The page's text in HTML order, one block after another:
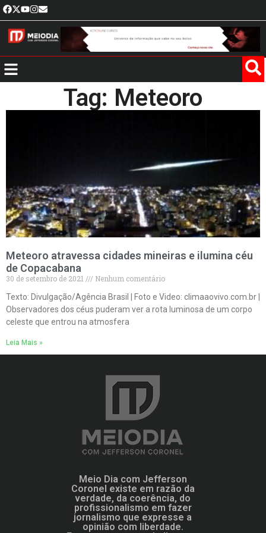
Tag: Meteoro
Meteoro atravessa cidades mineiras e ilumina céu
de Copacabana
30 de setembro de 2021
Nenhum comentário
Texto: Divulgação/Agência Brasil | Foto e Video: climaaovivo.com.br |
Observadores dos céus puderam ver a rota luminosa de um corpo
celeste que entrou na atmosfera
Leia Mais »
Meio Dia com Jefferson
Coronel existe em razão da
verdade, da coerência, do
profissionalismo em fazer
jornalismo que expresse a
opinião com liberdade.